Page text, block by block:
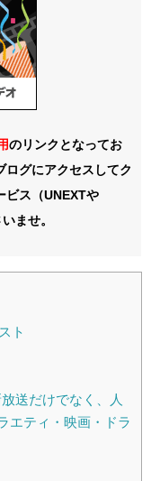
のリンクとなってお
ログにアクセスしてク
ビス（UNEXTや
ませ。
ト
送だけでなく、人
エティ・映画・ドラ